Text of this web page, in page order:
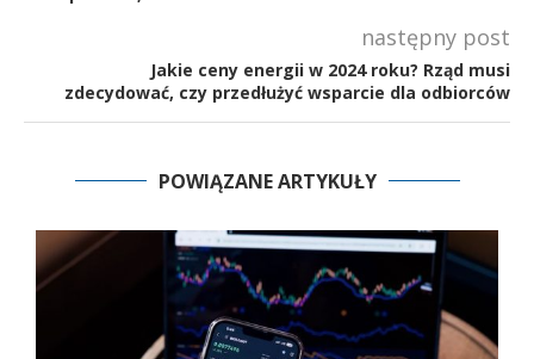
następny post
Jakie ceny energii w 2024 roku? Rząd musi
zdecydować, czy przedłużyć wsparcie dla odbiorców
POWIĄZANE ARTYKUŁY